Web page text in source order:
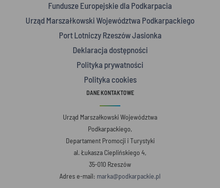
Fundusze Europejskie dla Podkarpacia
Urząd Marszałkowski Województwa Podkarpackiego
Port Lotniczy Rzeszów Jasionka
Deklaracja dostępności
Polityka prywatności
Polityka cookies
DANE KONTAKTOWE
Urząd Marszałkowski Województwa
Podkarpackiego,
Departament Promocji i Turystyki
al. Łukasza Cieplińskiego 4,
35-010 Rzeszów
Adres e-mail: marka@podkarpackie.pl